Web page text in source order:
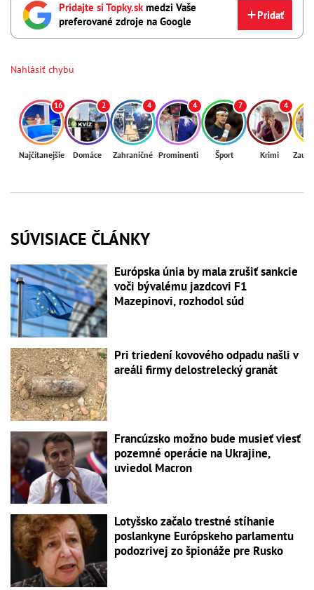
Pridajte si Topky.skmedzi Vaše
preferované zdroje na Google
Pridať
Nahlásiť chybu
16
Najčítanejšie
2
Domáce
4
Zahraničné
4
Prominenti
7
Šport
4
Krimi
SÚVISIACE ČLÁNKY
Európska únia by mala zrušiť sankcie
voči bývalému jazdcovi F1
Mazepinovi, rozhodol súd
Pri triedení kovového odpadu našli v
areáli firmy delostrelecký granát
Francúzsko možno bude musieť viesť
pozemné operácie na Ukrajine,
uviedol Macron
Lotyšsko začalo trestné stíhanie
poslankyne Európskeho parlamentu
podozrivej zo špionáže pre Rusko